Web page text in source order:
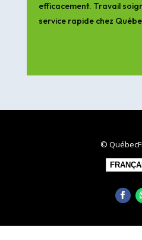
efficacement. Travail
service rapide chez
©